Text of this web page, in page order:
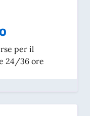
per il
24/36 ore